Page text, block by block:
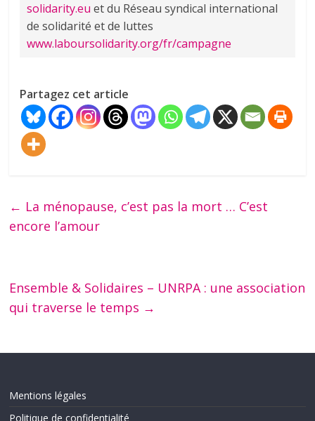
solidarity.eu et du Réseau syndical international
de solidarité et de luttes
www.laboursolidarity.org/fr/campagne
Partagez cet article
← La ménopause, c’est pas la mort … C’est
encore l’amour
Ensemble & Solidaires – UNRPA : une association
qui traverse le temps →
Mentions légales
Politique de confidentialité